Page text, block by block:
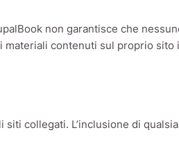
non garantisce che
contenuti sul proprio sito
collegati. L’inclusione di